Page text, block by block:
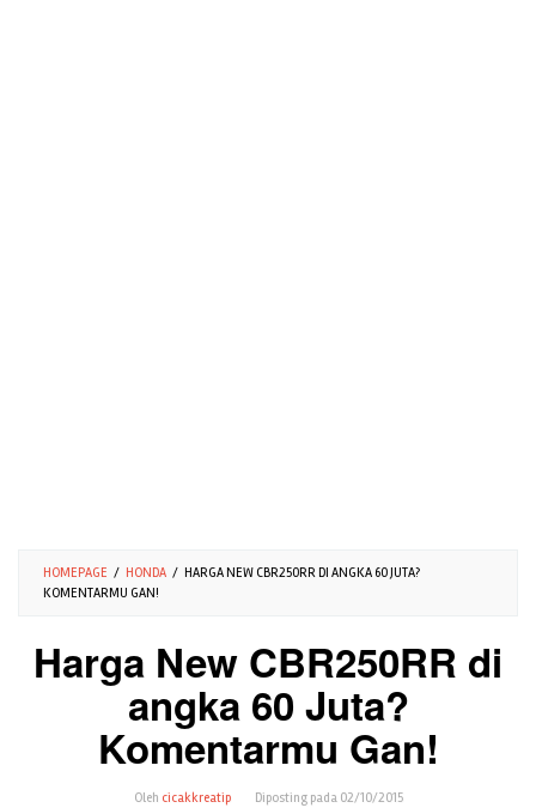
HOMEPAGE / HONDA / HARGA NEW CBR250RR DI ANGKA 60 JUTA?
KOMENTARMU GAN!
Harga New CBR250RR di
angka 60 Juta?
Komentarmu Gan!
Oleh cicakkreatip Diposting pada 02/10/2015